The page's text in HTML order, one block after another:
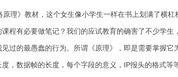
理》教材，这个女生像小学生一样在书上划满了横
程有必要做笔记？我们的应试教育的确害了不少学
过的最愚蠢的行为。所谓《原理》，即是需要掌握
，数据帧的长度，每个字段的意义，IP报头的格式等